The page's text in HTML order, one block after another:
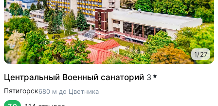
1/27
Центральный Военный санаторий 3
Пятигорск680 м до Цветника